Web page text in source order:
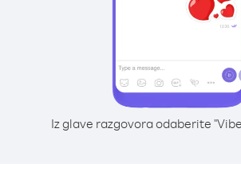
Iz glave razgovora odaberite